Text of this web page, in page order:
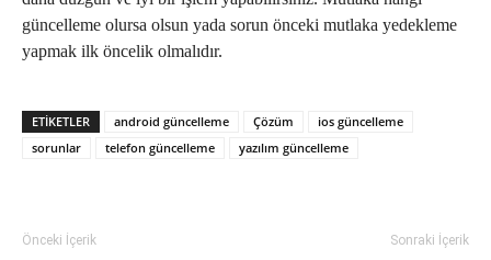
güncelleme olursa olsun yada sorun önceki mutlaka yedekleme
yapmak ilk öncelik olmalıdır.
ETIKETLER android güncelleme Çözüm
ios güncelleme
sorunlar
telefon güncelleme yazılım güncelleme
Önceki İçerik Sonraki İçerik